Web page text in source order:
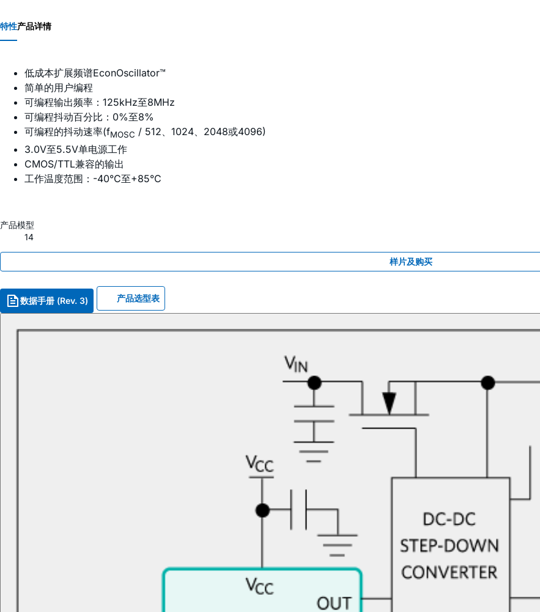
特性产品详情
低成本扩展频谱EconOscillator™
简单的用户编程
可编程输出频率：125kHz至8MHz
可编程抖动百分比：0%至8%
可编程的抖动速率(fMOSC / 512、1024、2048或4096)
3.0V至5.5V单电源工作
CMOS/TTL兼容的输出
工作温度范围：-40°C至+85°C
产品模型
14
样片及购买
数据手册 (Rev. 3) 产品选型表